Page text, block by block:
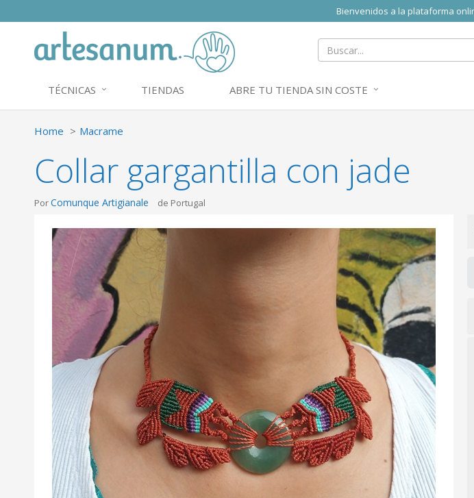
Bienvenidos a la plataforma
TÉCNICAS TIENDAS ABRE TU TIENDA SIN COSTE
Home Macrame
Collar gargantilla con jade
PorComunque Artigianale de Portugal